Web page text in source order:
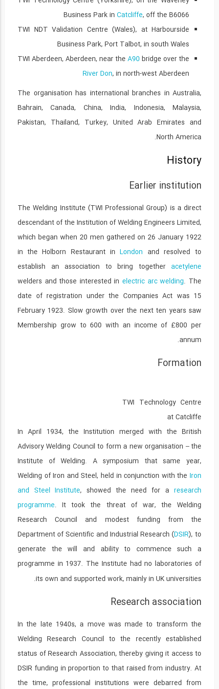
11:29
مجموعه آموزشی 9 قسمتی فرآیند جوشکاری با...
مجموعه آموزشی 9 قسمتی فرآیند جوشکاری با...
مجموعه آموزشی 9 قسمتی فرآیند جوشکاری با...
07:46
مجموعه آموزشی 9 قسمتی فرآیند جوشکاری با...
7:36:00
مجموعه آموزشی 9 قسمتی فرآیند جوشکاری با...
08:23
Stick Welding with 7024 Welding Rods
04:56
Stick Welding Tips for Stainless steel
>>
Business Park in Catcliffe, off the B6066
TWI NDT Validation Centre (Wales), at Harbourside
Business Park, Port Talbot, in south Wales
TWI Aberdeen, Aberdeen, near the A90 bridge over the
River Don, in north-west Aberdeen
The organisation has international branches in Australia,
Bahrain, Canada, China, India, Indonesia, Malaysia,
Pakistan, Thailand, Turkey, United Arab Emirates and
North America.
History
Earlier institution
The Welding Institute (TWI Professional Group) is a direct
descendant of the Institution of Welding Engineers Limited,
which began when 20 men gathered on 26 January 1922
in the Holborn Restaurant in London and resolved to
establish an association to bring together acetylene
welders and those interested in electric arc welding. The
date of registration under the Companies Act was 15
February 1923. Slow growth over the next ten years saw
Membership grow to 600 with an income of £800 per
annum.
Formation
TWI Technology Centre
at Catcliffe
In April 1934, the Institution merged with the British
Advisory Welding Council to form a new organisation – the
Institute of Welding. A symposium that same year,
Welding of Iron and Steel, held in conjunction with the Iron
and Steel Institute, showed the need for a research
programme. It took the threat of war, the Welding
Research Council and modest funding from the
Department of Scientific and Industrial Research (DSIR), to
generate the will and ability to commence such a
programme in 1937. The Institute had no laboratories of
its own and supported work, mainly in UK universities.
Research association
In the late 1940s, a move was made to transform the
Welding Research Council to the recently established
status of Research Association, thereby giving it access to
DSIR funding in proportion to that raised from industry. At
the time, professional institutions were debarred from